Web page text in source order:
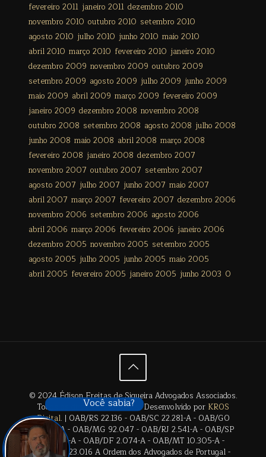
fevereiro 2011 janeiro 2011 dezembro 2010
novembro 2010 outubro 2010 setembro 2010
agosto 2010 julho 2010 junho 2010 maio 2010
abril 2010 março 2010 fevereiro 2010 janeiro 2010
dezembro 2009 novembro 2009 outubro 2009
setembro 2009 agosto 2009 julho 2009 junho 2009
maio 2009 abril 2009 março 2009 fevereiro 2009
janeiro 2009 dezembro 2008 novembro 2008
outubro 2008 setembro 2008 agosto 2008 julho 2008
junho 2008 maio 2008 abril 2008 março 2008
fevereiro 2008 janeiro 2008 dezembro 2007
novembro 2007 outubro 2007 setembro 2007
agosto 2007 julho 2007 junho 2007 maio 2007
abril 2007 março 2007 fevereiro 2007 dezembro 2006
novembro 2006 setembro 2006 agosto 2006
abril 2006 março 2006 fevereiro 2006 janeiro 2006
dezembro 2005 novembro 2005 setembro 2005
agosto 2005 julho 2005 junho 2005 maio 2005
abril 2005 fevereiro 2005 janeiro 2005 junho 2003 0
© 2024 Édison Freitas de Siqueira Advogados Associados.
Todos os direitos reservados. Desenvolvido por KROS
Digital. | OAB/RS 22.136 - OAB/SC 22.281-A - OAB/GO
28.659-A - OAB/MG 92.047 - OAB/RJ 2.541-A - OAB/SP
17.2838-A - OAB/DF 2.074-A - OAB/MT 10.305-A -
OAB/BA 23.016 A Ordem dos Advogados de Portugal -
Você sabia?